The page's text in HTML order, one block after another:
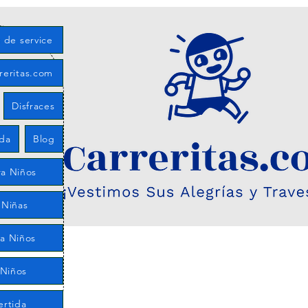
de service
Disfraces
Blog
Niños
Niños